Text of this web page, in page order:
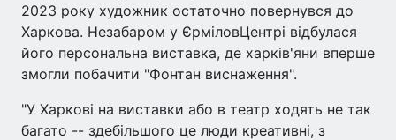
2023 року художник остаточно повернувся до
Харкова. Незабаром у ЄрміловЦентрі відбулася
його персональна виставка, де харків'яни вперше
змогли побачити "Фонтан виснаження".
"У Харкові на виставки або в театр ходять не так
багато -- здебільшого це люди креативні, з